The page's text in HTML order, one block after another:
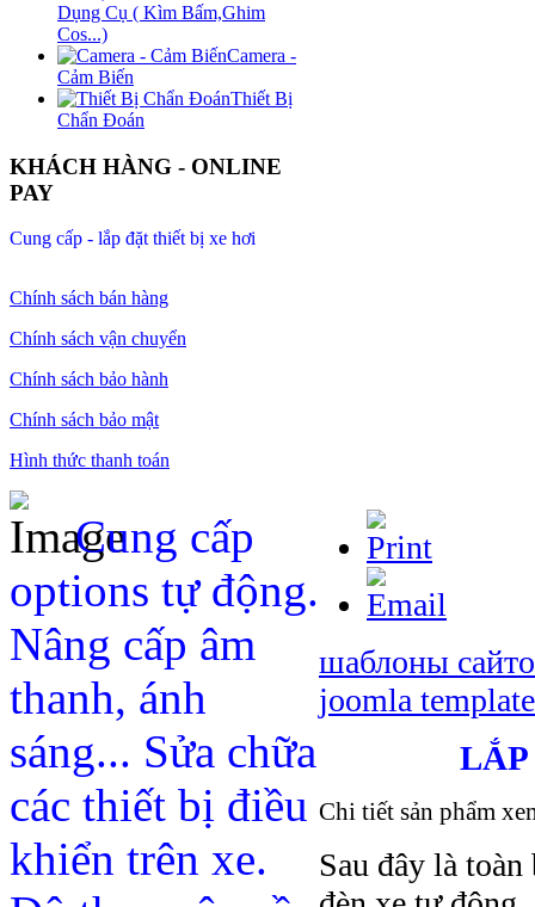
Dụng Cụ ( Kìm Bấm,Ghim
Cos...)
Camera -
Cảm Biến
Thiết Bị
Chẩn Đoán
KHÁCH HÀNG - ONLINE
PAY
Cung cấp - lắp đặt thiết bị xe hơi
Chính sách bán hàng
Chính sách vận chuyển
Chính sách bảo hành
Chính sách bảo mật
Hình thức thanh toán
шаблоны
joomla
Chi tiết sản phẩm
Sau đây là
Cung cấp
options tự động.
Nâng cấp âm
thanh, ánh
sáng... Sửa chữa
các thiết bị điều
khiển trên xe.